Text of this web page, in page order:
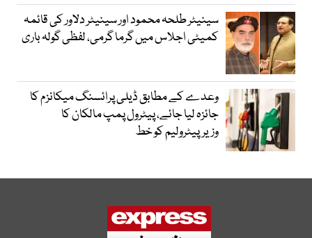
سینیٹر طلحہ محمود اور سینیٹر دلاور کی قائمہ
کمیٹی اجلاس میں گرما گرمی، لفظی گولہ باری
وعدے کے مطابق ڈیلی پرائسنگ میکانزم کا
جائزہ لیا جائے، پیٹرول پمپ مالکان کا
وزیرپیٹرولیم کو خط